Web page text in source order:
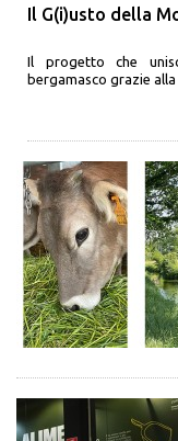
Il G(i)usto della
Il progetto che
bergamasco grazie